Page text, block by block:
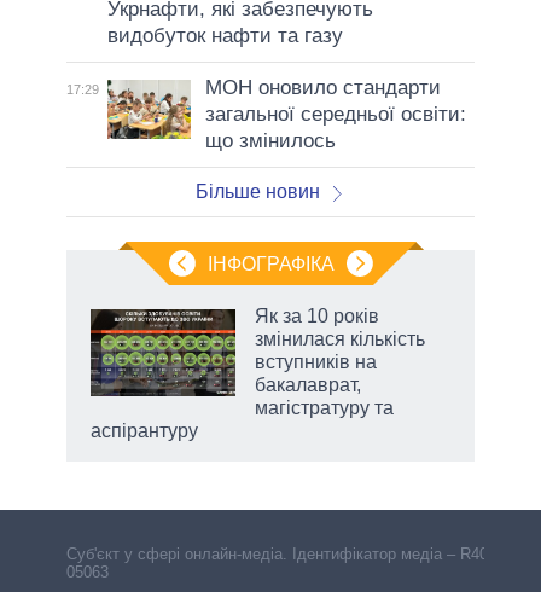
Укрнафти, які забезпечують
видобуток нафти та газу
17:29
МОН оновило стандарти
загальної середньої освіти:
що змінилось
Більше новин
ІНФОГРАФІКА
Як за 10 років
змінилася кількість
вступників на
бакалаврат,
магістратуру та
аспірантуру
Cуб'єкт у сфері онлайн-медіа. Ідентифікатор медіа – R40-
05063